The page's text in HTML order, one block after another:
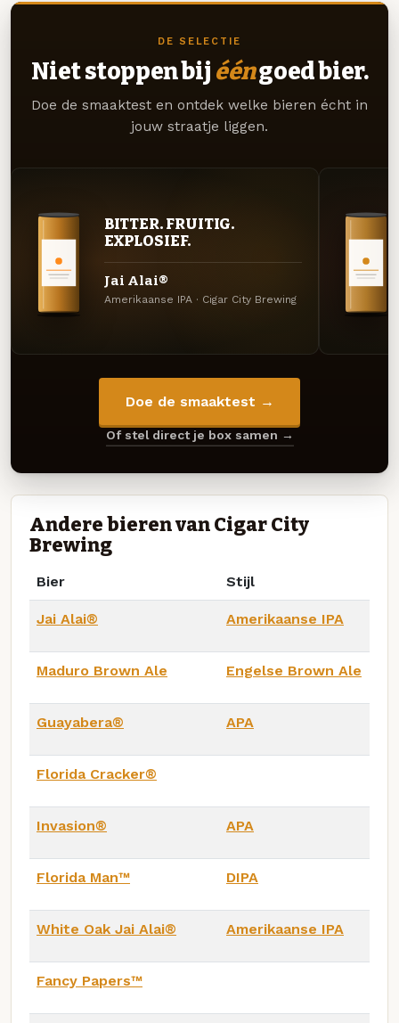
DE SELECTIE
Niet stoppen bij ééngoed bier.
Doe de smaaktest en ontdek welke bieren écht in
jouw straatje liggen.
BITTER. FRUITIG.
EXPLOSIEF.
Jai Alai®
Amerikaanse IPA · Cigar City Brewing
Doe de smaaktest →
Of stel direct je box samen →
Andere bieren van Cigar City
Brewing
Bier Stijl
Jai Alai® Amerikaanse IPA
Maduro Brown Ale Engelse Brown Ale
Guayabera® APA
Florida Cracker®
Invasion® APA
Florida Man™ DIPA
White Oak Jai Alai® Amerikaanse IPA
Fancy Papers™